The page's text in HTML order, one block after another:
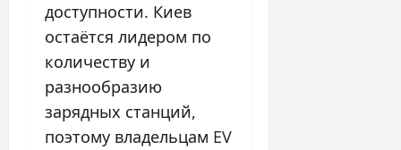
доступности. Киев
остаётся лидером по
количеству и
разнообразию
зарядных станций,
поэтому владельцам EV